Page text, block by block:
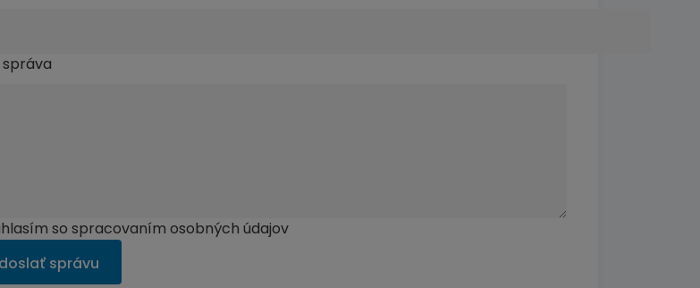
so spracovaním osobných údajov